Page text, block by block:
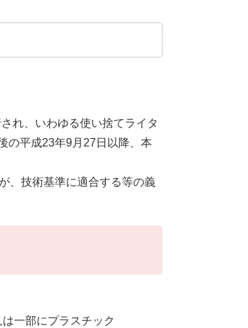
れ、いわゆる使い捨てライタ
の平成23年9月27日以降、本
、技術基準に適合する等の義
一部にプラスチック